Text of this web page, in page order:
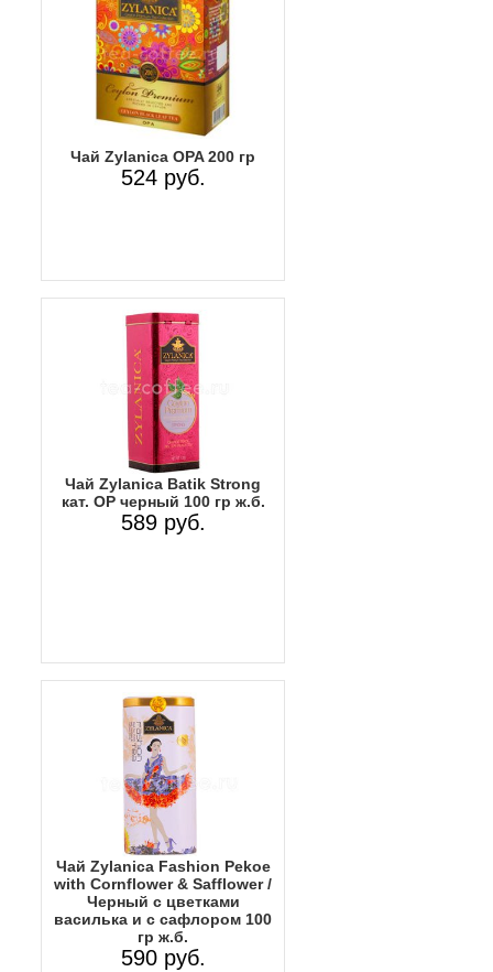
Чай Zylanica OPA 200 гр
524 руб.
Чай Zylanica Batik Strong
кат. OP черный 100 гр ж.б.
589 руб.
Чай Zylanica Fashion Pekoe
with Cornflower & Safflower /
Черный с цветками
василька и с сафлором 100
гр ж.б.
590 руб.